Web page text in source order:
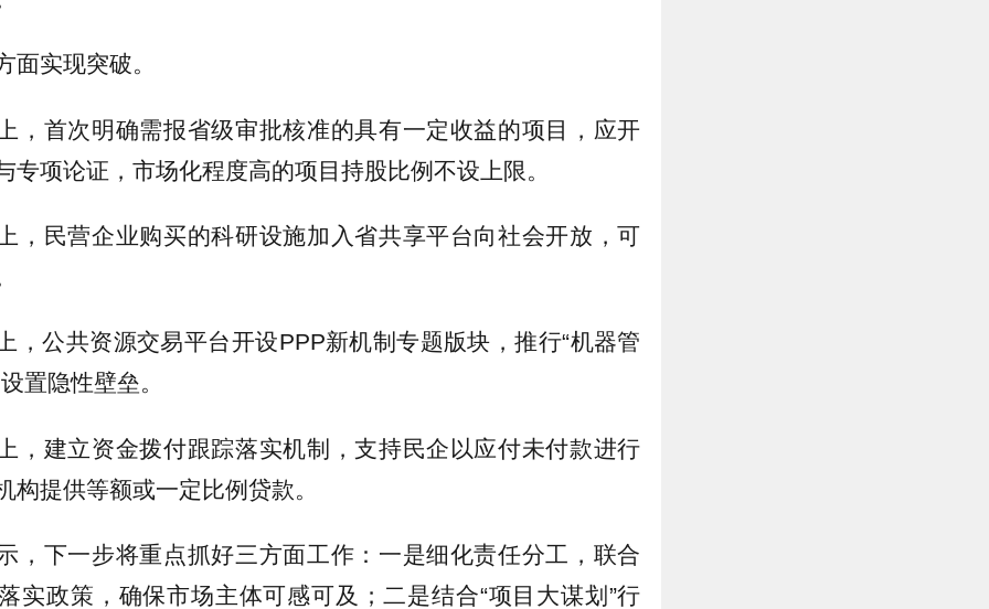
面实现突破。
，首次明确需报省级审批核准的具有一定收益的项目，应开
专项论证，市场化程度高的项目持股比例不设上限。
，民营企业购买的科研设施加入省共享平台向社会开放，可
，公共资源交易平台开设PPP新机制专题版块，推行“机器管
置隐性壁垒。
，建立资金拨付跟踪落实机制，支持民企以应付未付款进行
构提供等额或一定比例贷款。
，下一步将重点抓好三方面工作：一是细化责任分工，联合
实政策，确保市场主体可感可及；二是结合“项目大谋划”行